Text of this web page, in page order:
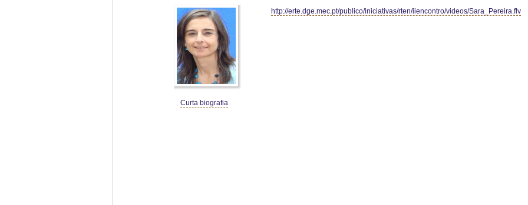
Curta biografia
http://erte.dge.mec.pt/publico/iniciativas/rten/iiencontro/videos/Sara_Pereira.flv